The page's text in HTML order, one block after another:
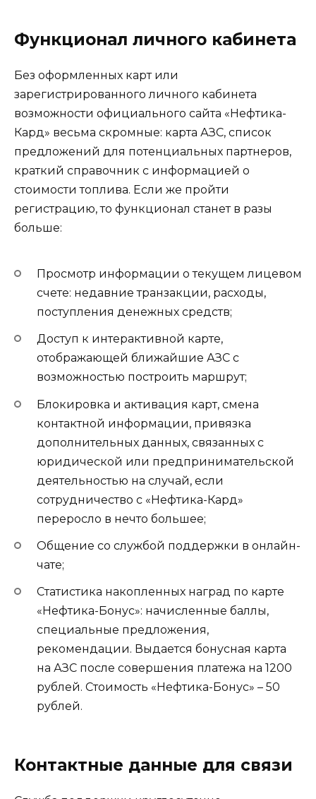
Функционал личного кабинета
Без оформленных карт или
зарегистрированного личного кабинета
возможности официального сайта «Нефтика-
Кард» весьма скромные: карта АЗС, список
предложений для потенциальных партнеров,
краткий справочник с информацией о
стоимости топлива. Если же пройти
регистрацию, то функционал станет в разы
больше:
Просмотр информации о текущем лицевом
счете: недавние транзакции, расходы,
поступления денежных средств;
Доступ к интерактивной карте,
отображающей ближайшие АЗС с
возможностью построить маршрут;
Блокировка и активация карт, смена
контактной информации, привязка
дополнительных данных, связанных с
юридической или предпринимательской
деятельностью на случай, если
сотрудничество с «Нефтика-Кард»
переросло в нечто большее;
Общение со службой поддержки в онлайн-
чате;
Статистика накопленных наград по карте
«Нефтика-Бонус»: начисленные баллы,
специальные предложения,
рекомендации. Выдается бонусная карта
на АЗС после совершения платежа на 1200
рублей. Стоимость «Нефтика-Бонус» – 50
рублей.
Контактные данные для связи